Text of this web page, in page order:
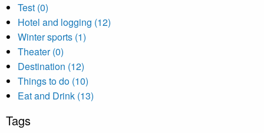
Test (0)
Hotel and logging (12)
Winter sports (1)
Theater (0)
Destination (12)
Things to do (10)
Eat and Drink (13)
Tags